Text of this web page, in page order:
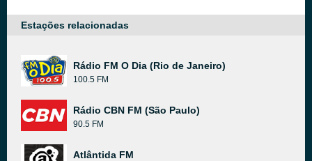
Estações relacionadas
Rádio FM O Dia (Rio de Janeiro)
100.5 FM
Rádio CBN FM (São Paulo)
90.5 FM
Atlântida FM